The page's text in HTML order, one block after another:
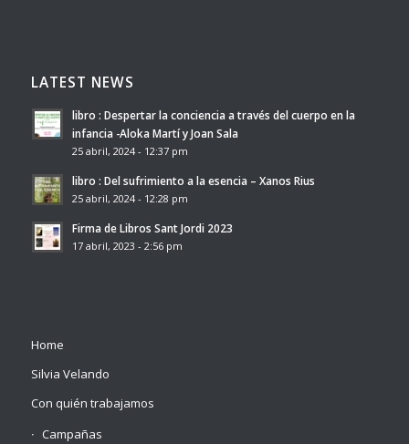
LATEST NEWS
libro : Despertar la conciencia a través del cuerpo en la
infancia -Aloka Martí y Joan Sala
25 abril, 2024 - 12:37 pm
libro : Del sufrimiento a la esencia – Xanos Rius
25 abril, 2024 - 12:28 pm
Firma de Libros Sant Jordi 2023
17 abril, 2023 - 2:56 pm
Home
Silvia Velando
Con quién trabajamos
Campañas